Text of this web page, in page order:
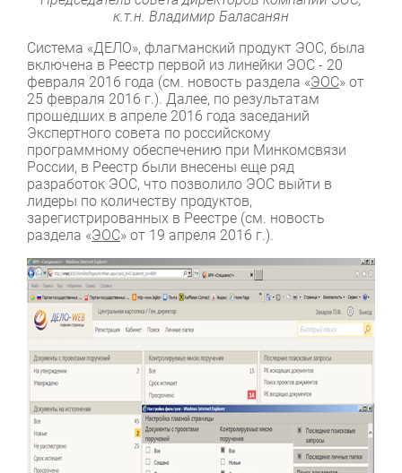
к.т.н. Владимир Баласанян
Система «ДЕЛО», флагманский продукт ЭОС, была
включена в Реестр первой из линейки ЭОС - 20
февраля 2016 года (см. новость раздела «ЭОС» от
25 февраля 2016 г.). Далее, по результатам
прошедших в апреле 2016 года заседаний
Экспертного совета по российскому
программному обеспечению при Минкомсвязи
России, в Реестр были внесены еще ряд
разработок ЭОС, что позволило ЭОС выйти в
лидеры по количеству продуктов,
зарегистрированных в Реестре (см. новость
раздела «ЭОС» от 19 апреля 2016 г.).